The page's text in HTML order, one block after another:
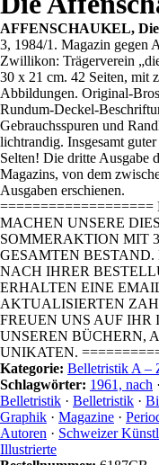
AFFENSCHAUKEL,
3, 1984/1. Magazin gegen
Zwillikon: Trägerverein
30 x 21 cm. 42 Seiten, mit
Abbildungen. Original-
Rundum-Deckel-
Gebrauchsspuren und
lichtrandig. Insgesamt
Selten! Die dritte Ausgabe
Magazins, von dem
Ausgaben erschienen.
MACHEN UNSERE
SOMMERAKTION MIT
GESAMTEN
NACH IHRER
ERHALTEN EINE
AKTUALISIERTEN
FREUEN UNS AUF IHR
UNSEREN BÜCHERN,
UNIKATEN.
Kategorie: Belletristik A –
Schlagwörter: 1961, nach ·
Belletristik · Belletristik ·
Graphik · Magazine ·
Autoren · Schweizer
Illustrierte